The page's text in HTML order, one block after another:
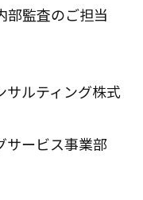
部監査のご担当
サルティング株式
サービス事業部